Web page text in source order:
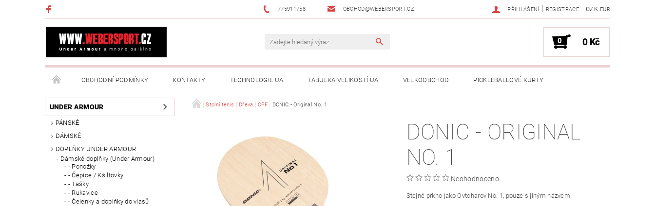
775911758 OBCHOD@WEBERSPORT.CZ CZK EUR
PŘIHLÁŠENÍ | REGISTRACE
0 0 Kč
OBCHODNÍ PODMÍNKY KONTAKTY TECHNOLOGIE UA TABULKA VELIKOSTÍ UA VELKOOBCHOD PICKLEBALLOVÉ KURTY
NAPIŠTE NÁM MOJE OBJEDNÁVKA
UNDER ARMOUR
PÁNSKÉ
DÁMSKÉ
DOPLŇKY UNDER ARMOUR
Dámské doplňky (Under Armour)
- Ponožky
- Čepice / Kšiltovky
- Tašky
- Rukavice
- Čelenky a doplňky do vlasů
Stolní tenis Dřeva OFF DONIC - Original No. 1
DONIC - ORIGINAL
NO. 1
Neohodnoceno
Stejné prkno jako Ovtcharov No. 1, pouze s jiným názvem.